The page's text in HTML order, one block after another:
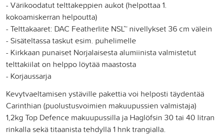
- Värikoodatut telttakeppien aukot (helpottaa 1.
kokoamiskerran helpoutta)
- Telttakaaret: DAC Featherlite NSL™ nivellykset 36 cm välein
- Sisäteltassa taskut esim. puhelimelle
- Kirkkaan punaiset Norjalaisesta alumiinista valmistetut
telttakiilat on helppo löytää maastosta
- Korjaussarja
Kevytvaeltamisen ystäville pakettia voi helposti täydentää
Carinthian (puolustusvoimien makuupussien valmistaja)
1,2kg Top Defence makuupussilla ja Haglöfsin 30 tai 40 litran
rinkalla sekä titaanista tehdyllä 1 hnk trangialla.